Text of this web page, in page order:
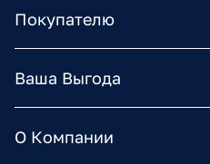
Покупателю
Ваша Выгода
О Компании